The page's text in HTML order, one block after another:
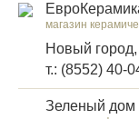
магазин
Новый
т.: (8552) 40-
Зеленый дом